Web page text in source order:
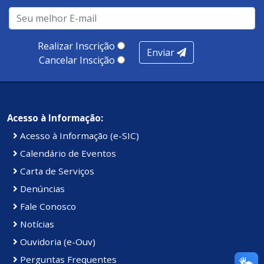
infraestrutura, presença digital e cobertura e
produtividade. Somados, todos as categorias totalizam
Kennedy.Realizar Inscrição
Cancelar Inscição
Enviar
Acesso à Informação:
Acesso à Informação (e-SIC)
Calendário de Eventos
Carta de Serviços
Denúncias
Fale Conosco
Notícias
Ouvidoria (e-Ouv)
Perguntas Frequentes